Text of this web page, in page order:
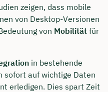
zeigen, dass mobile
von Desktop-Versionen
von Mobilität für
in bestehende
sofort auf wichtige Daten
erledigen. Dies spart Zeit